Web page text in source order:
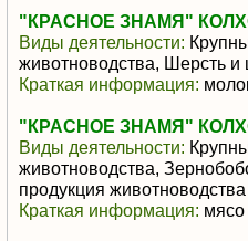
"КРАСНОЕ ЗНАМЯ"
Виды деятельности:
животноводства, Шерсть
Краткая информация:
"КРАСНОЕ ЗНАМЯ"
Виды деятельности:
животноводства,
продукция животноводства
Краткая информация: мясо